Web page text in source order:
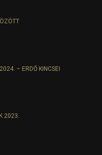
– ERDŐ KINCSEI
2023.